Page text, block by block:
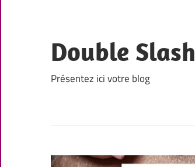
content
Double Slash
Présentez ici votre blog